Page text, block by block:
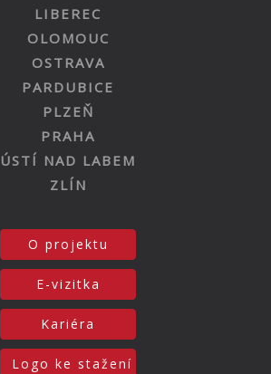
LIBEREC
OLOMOUC
OSTRAVA
PARDUBICE
PLZEŇ
PRAHA
ÚSTÍ NAD LABEM
ZLÍN
O projektu
E-vizitka
Kariéra
Logo ke stažení